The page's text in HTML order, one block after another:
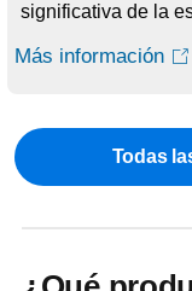
significativa de la
Más información
Todas